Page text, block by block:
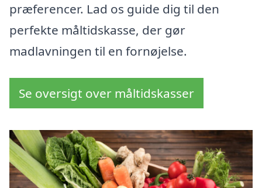
præferencer. Lad os guide dig til den
perfekte måltidskasse, der gør
madlavningen til en fornøjelse.
Se oversigt over måltidskasser